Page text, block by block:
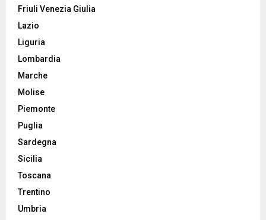
Friuli Venezia Giulia
Lazio
Liguria
Lombardia
Marche
Molise
Piemonte
Puglia
Sardegna
Sicilia
Toscana
Trentino
Umbria